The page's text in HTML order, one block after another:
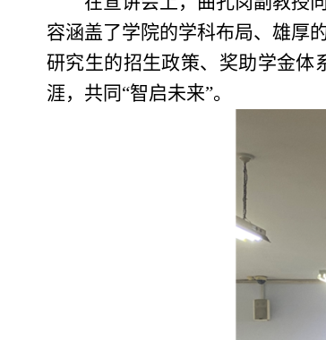
容涵盖了学院的学科布局、雄厚
研究生的招生政策、奖助学金体
涯，共同“智启未来”。